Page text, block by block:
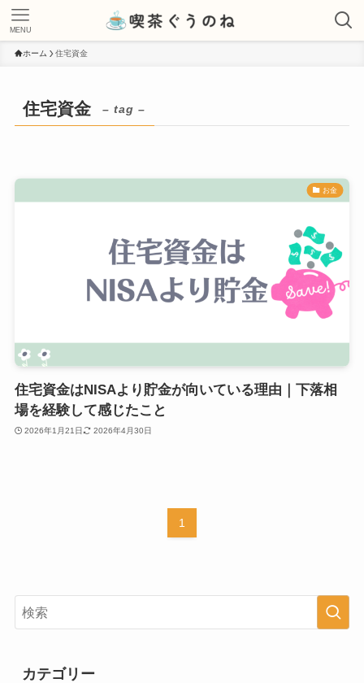
MENU
ホーム 住宅資金
住宅資金 – tag –
お金
住宅資金はNISAより貯金が向いている理由｜下落相
場を経験して感じたこと
2026年1月21日 2026年4月30日
1
カテゴリー